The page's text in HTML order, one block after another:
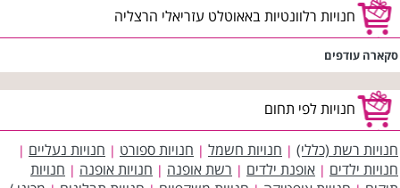
חנויות רלוונטיות באאוטלט עזריאלי הרצליה
סקארה עודפים
חנויות לפי תחום
חנויות רשת (כללי) | חנויות חשמל | חנויות ספורט | חנויות נעליים |
חנויות ילדים | אופנת ילדים | רשת אופנה | חנויות אופנה | חנויות